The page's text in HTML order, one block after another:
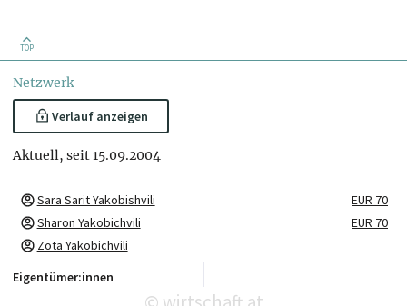
TOP
Netzwerk
Verlauf anzeigen
Aktuell, seit 15.09.2004
Sara Sarit Yakobishvili
EUR 70
Sharon Yakobichvili
EUR 70
Zota Yakobichvili
Eigentümer:innen